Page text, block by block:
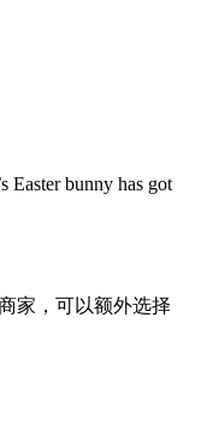
Easter bunny has got
家，可以额外选择